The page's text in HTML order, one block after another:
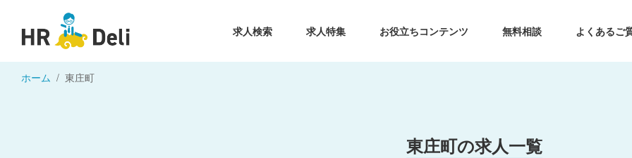
求人検索 求人特集 お役立ちコンテンツ 無料相談 よくあるご
ホーム 東庄町
東庄町の求人一覧